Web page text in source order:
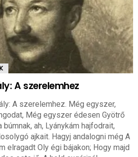
A szerelemhez
A szerelemhez. Még egyszer,
Még egyszer édesen Gyötrő
ah, Lyánykám hajfodrait,
ajkait. Hagyj andalogni még A
elragadt Oly égi bájakon; Hogy majd